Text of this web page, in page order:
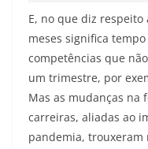
E, no que diz
meses significa
competências que
um trimestre, por
Mas as mudanças na
carreiras, aliadas ao
pandemia,